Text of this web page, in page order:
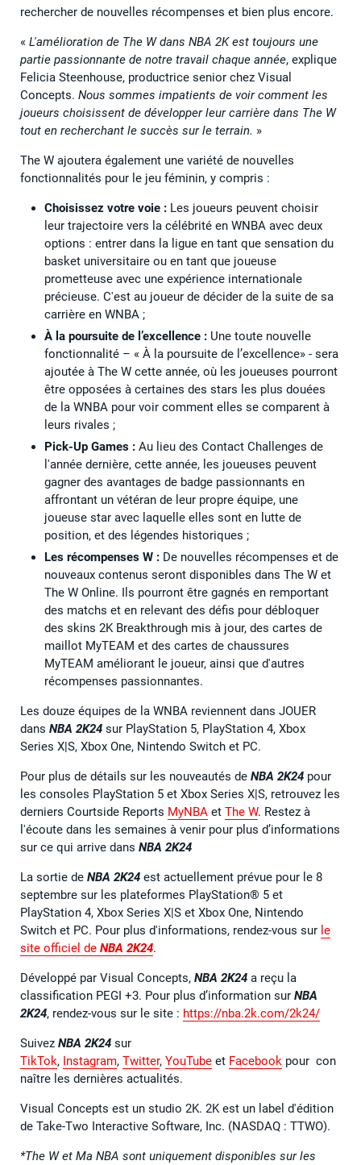
rechercher de nouvelles récompenses et bien plus encore.
« L'amélioration de The W dans NBA 2K est toujours une
partie passionnante de notre travail chaque année, explique
Felicia Steenhouse, productrice senior chez Visual
Concepts. Nous sommes impatients de voir comment les
joueurs choisissent de développer leur carrière dans The W
tout en recherchant le succès sur le terrain. »
The W ajoutera également une variété de nouvelles
fonctionnalités pour le jeu féminin, y compris :
Choisissez votre voie : Les joueurs peuvent choisir
leur trajectoire vers la célébrité en WNBA avec deux
options : entrer dans la ligue en tant que sensation du
basket universitaire ou en tant que joueuse
prometteuse avec une expérience internationale
précieuse. C'est au joueur de décider de la suite de sa
carrière en WNBA ;
À la poursuite de l’excellence : Une toute nouvelle
fonctionnalité – « À la poursuite de l’excellence» - sera
ajoutée à The W cette année, où les joueuses pourront
être opposées à certaines des stars les plus douées
de la WNBA pour voir comment elles se comparent à
leurs rivales ;
Pick-Up Games : Au lieu des Contact Challenges de
l'année dernière, cette année, les joueuses peuvent
gagner des avantages de badge passionnants en
affrontant un vétéran de leur propre équipe, une
joueuse star avec laquelle elles sont en lutte de
position, et des légendes historiques ;
Les récompenses W : De nouvelles récompenses et de
nouveaux contenus seront disponibles dans The W et
The W Online. Ils pourront être gagnés en remportant
des matchs et en relevant des défis pour débloquer
des skins 2K Breakthrough mis à jour, des cartes de
maillot MyTEAM et des cartes de chaussures
MyTEAM améliorant le joueur, ainsi que d'autres
récompenses passionnantes.
Les douze équipes de la WNBA reviennent dans JOUER
dans NBA 2K24 sur PlayStation 5, PlayStation 4, Xbox
Series X|S, Xbox One, Nintendo Switch et PC.
Pour plus de détails sur les nouveautés de NBA 2K24 pour
les consoles PlayStation 5 et Xbox Series X|S, retrouvez les
derniers Courtside Reports MyNBA et The W. Restez à
l'écoute dans les semaines à venir pour plus d’informations
sur ce qui arrive dans NBA 2K24
La sortie de NBA 2K24 est actuellement prévue pour le 8
septembre sur les plateformes PlayStation® 5 et
PlayStation 4, Xbox Series X|S et Xbox One, Nintendo
Switch et PC. Pour plus d'informations, rendez-vous sur le
site officiel de NBA 2K24.
Développé par Visual Concepts, NBA 2K24 a reçu la
classification PEGI +3. Pour plus d’information sur NBA
2K24, rendez-vous sur le site : https://nba.2k.com/2k24/
Suivez NBA 2K24 sur
TikTok, Instagram, Twitter, YouTube et Facebook pour con
naître les dernières actualités.
Visual Concepts est un studio 2K. 2K est un label d'édition
de Take-Two Interactive Software, Inc. (NASDAQ : TTWO).
*The W et Ma NBA sont uniquement disponibles sur les